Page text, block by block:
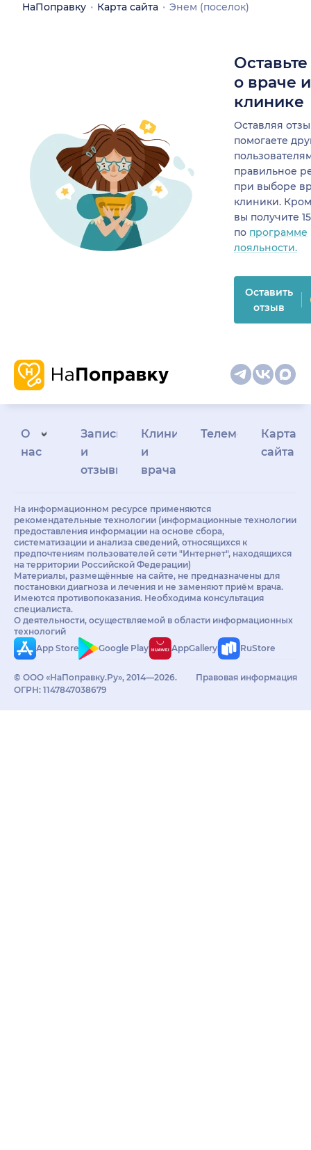
НаПоправку Карта сайта Энем (поселок)
о враче
клинике
Оставляя
помогаете
правильное
при выборе
клиники.
вы получите
по программе
лояльности.
Оставить
отзыв
О
нас
Запись
и
отзывы
Клиникам
и
врачам
Телемедицина
Карта
сайта
На информационном ресурсе применяются
рекомендательные технологии (информационные технологии
предоставления информации на основе сбора,
систематизации и анализа сведений, относящихся к
предпочтениям пользователей сети "Интернет", находящихся
на территории Российской Федерации)
Материалы, размещённые на сайте, не предназначены для
постановки диагноза и лечения и не заменяют приём врача.
Имеются противопоказания. Необходима консультация
специалиста.
О деятельности, осуществляемой в области информационных
технологий
App Store
Google Play AppGallery RuStore
© ООО «НаПоправку.Ру», 2014—2026.
ОГРН: 1147847038679
Правовая информация